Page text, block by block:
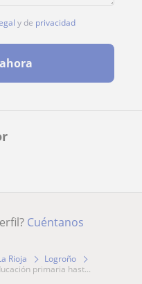
y de privacidad
Cuéntanos
Rioja
Logroño
primaria hast...